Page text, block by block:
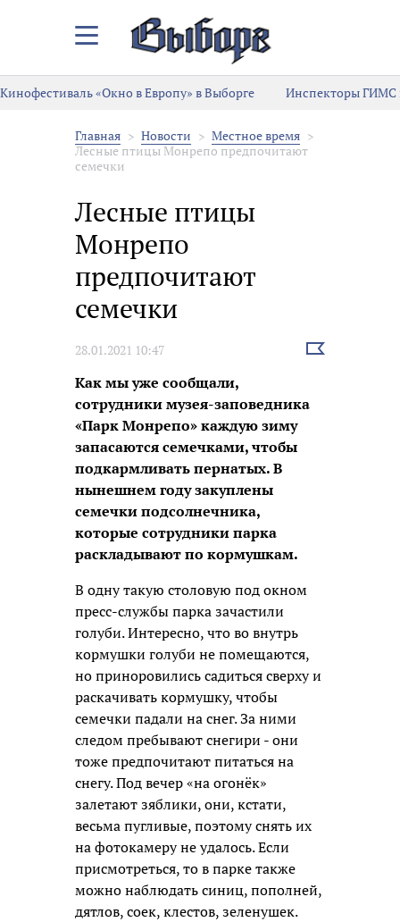
Закрыть/
меню
Кинофестиваль «Окно в Европу» в Выборге
Инспекторы ГИМС
Главная Новости
Местное время
Лесные птицы Монрепо предпочитают
семечки
Лесные птицы
Монрепо
предпочитают
семечки
28.01.2021 10:47
Выбрать
Как мы уже сообщали,
сотрудники музея-заповедника
«Парк Монрепо» каждую зиму
запасаются семечками, чтобы
подкармливать пернатых. В
нынешнем году закуплены
семечки подсолнечника,
которые сотрудники парка
раскладывают по кормушкам.
В одну такую столовую под окном
пресс-службы парка зачастили
голуби. Интересно, что во внутрь
кормушки голуби не помещаются,
но приноровились садиться сверху и
раскачивать кормушку, чтобы
семечки падали на снег. За ними
следом пребывают снегири - они
тоже предпочитают питаться на
снегу. Под вечер «на огонёк»
залетают зяблики, они, кстати,
весьма пугливые, поэтому снять их
на фотокамеру не удалось. Если
присмотреться, то в парке также
можно наблюдать синиц, пополней,
дятлов, соек, клестов, зеленушек.